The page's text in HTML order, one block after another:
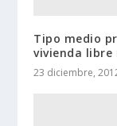
Tipo medio
vivienda libre
23 diciembre,